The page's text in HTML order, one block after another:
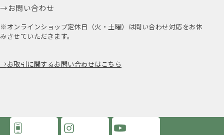
お問い合わせ
※オンラインショップ定休日（火・土曜）は問い合わせ対応をお休
みさせていただきます。
お取引に関するお問い合わせはこちら